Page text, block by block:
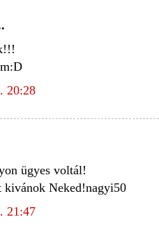
20:28
ügyes voltál!
Neked!nagyi50
21:47